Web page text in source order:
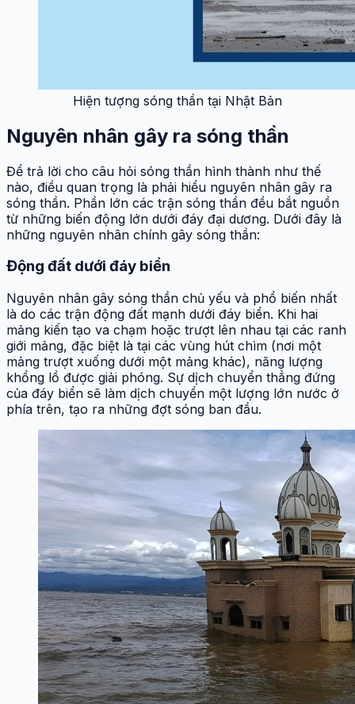
Hiện tượng sóng thần tại Nhật Bản
Nguyên nhân gây ra sóng thần
Để trả lời cho câu hỏi sóng thần hình thành như thế
nào, điều quan trọng là phải hiểu nguyên nhân gây ra
sóng thần. Phần lớn các trận sóng thần đều bắt nguồn
từ những biến động lớn dưới đáy đại dương. Dưới đây là
những nguyên nhân chính gây sóng thần:
Động đất dưới đáy biển
Nguyên nhân gây sóng thần chủ yếu và phổ biến nhất
là do các trận động đất mạnh dưới đáy biển. Khi hai
mảng kiến tạo va chạm hoặc trượt lên nhau tại các ranh
giới mảng, đặc biệt là tại các vùng hút chìm (nơi một
mảng trượt xuống dưới một mảng khác), năng lượng
khổng lồ được giải phóng. Sự dịch chuyển thẳng đứng
của đáy biển sẽ làm dịch chuyển một lượng lớn nước ở
phía trên, tạo ra những đợt sóng ban đầu.